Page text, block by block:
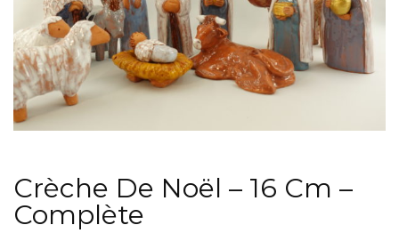
Crèche De Noël – 16 Cm –
Complète